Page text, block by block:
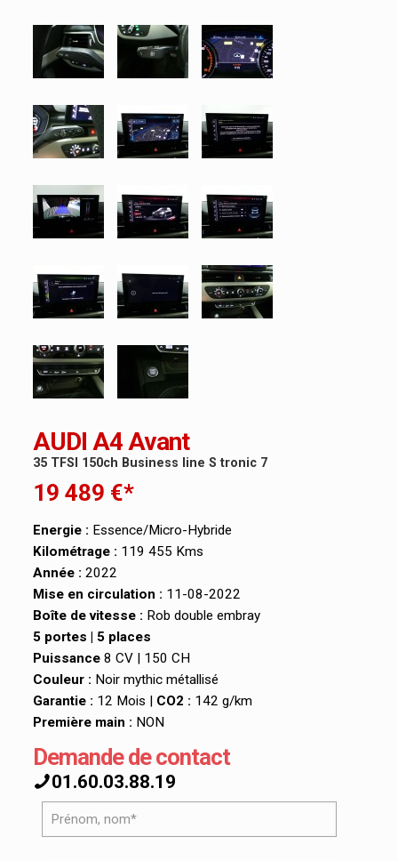
AUDI A4 Avant
35 TFSI 150ch Business line S tronic 7
19 489 €*
Energie : Essence/Micro-Hybride
Kilométrage : 119 455 Kms
Année : 2022
Mise en circulation : 11-08-2022
Boîte de vitesse : Rob double embray
5 portes | 5 places
Puissance 8 CV | 150 CH
Couleur : Noir mythic métallisé
Garantie : 12 Mois | CO2 : 142 g/km
Première main : NON
Demande de contact
01.60.03.88.19